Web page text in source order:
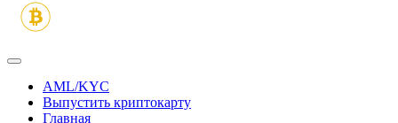
AML/KYC
Выпустить криптокарту
Главная